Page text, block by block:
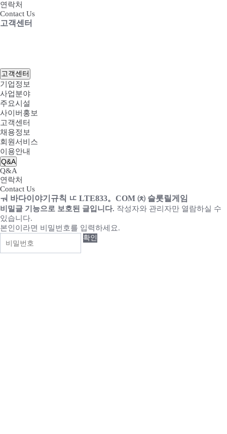
연락처
Contact Us
고객센터
고객센터
기업정보
사업분야
주요시설
사이버홍보
고객센터
채용정보
회원서비스
이용안내
Q&A
Q&A
연락처
Contact Us
ㅝ 바다이야기규칙 ㅦ LTE833。COM ㈉ 슬롯릴게임
비밀글 기능으로 보호된 글입니다. 작성자와 관리자만 열람하실 수
있습니다.
본인이라면 비밀번호를 입력하세요.